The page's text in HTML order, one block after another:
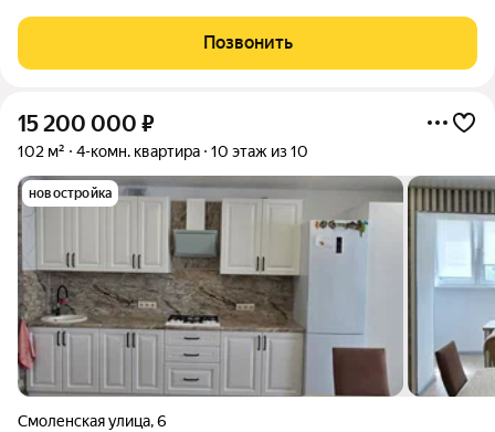
жилую и 17,70 кв. м под кухонную зону. Номер квартиры - 304.
Старт продаж новой
Позвонить
15 200 000 ₽
102 м² 4-комн. квартира 10 этаж из 10
новостройка
Смоленская улица,6